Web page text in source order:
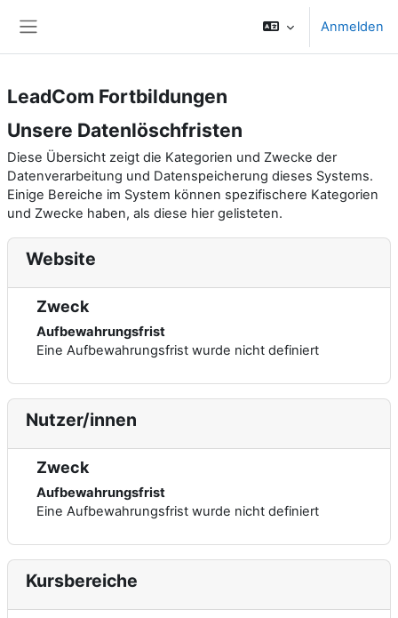
Anmelden
LeadCom Fortbildungen
Unsere Datenlöschfristen
Diese Übersicht zeigt die Kategorien und Zwecke der
Datenverarbeitung und Datenspeicherung dieses Systems.
Einige Bereiche im System können spezifischere Kategorien
und Zwecke haben, als diese hier gelisteten.
Website
Zweck
Aufbewahrungsfrist
Eine Aufbewahrungsfrist wurde nicht definiert
Nutzer/innen
Zweck
Aufbewahrungsfrist
Eine Aufbewahrungsfrist wurde nicht definiert
Kursbereiche